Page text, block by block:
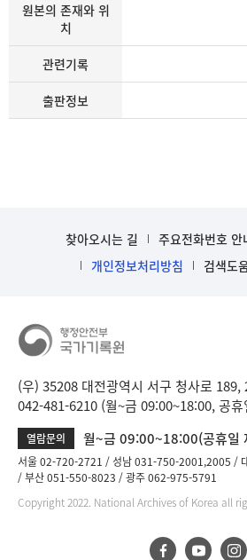
원본의 존재와 위
치
관련기록
출판정보
찾아오시는 길 주요전화번호 안
개인정보처리방침
검색도
(우) 35208 대전광역시 서구 청사로
042-481-6210 (월~금 09:00~18:00, 공휴
열람문의 월~금 09:00~18:00(공휴일
서울 02-720-2721 성남 031-750-2001,2005
부산 051-550-8023
광주 062-975-5791
Copyright 2022. National Archives of Korea all